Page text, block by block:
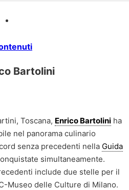
Bartolini
Toscana, Enrico Bartolini ha
nel panorama culinario
senza precedenti nella Guida
simultaneamente.
include due stelle per il
Museo delle Culture di Milano.